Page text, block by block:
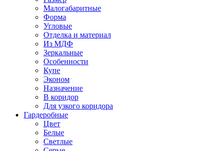
Малогабаритные
Форма
Угловые
Отделка и материал
Из МДФ
Зеркальные
Особенности
Купе
Эконом
Назначение
В коридор
Для узкого коридора
Гардеробные
Цвет
Белые
Светлые